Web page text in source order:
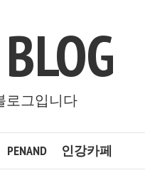
로그입니다
PENAND 인강카페